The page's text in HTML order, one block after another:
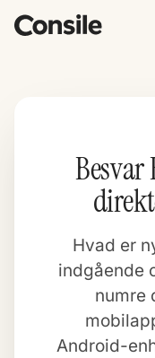
Hvad er
indgående
numre
Android-